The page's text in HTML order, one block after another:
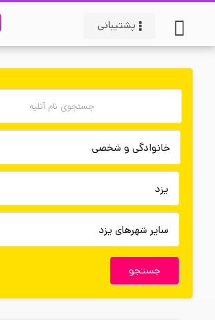
پشتیبانی
جستجو